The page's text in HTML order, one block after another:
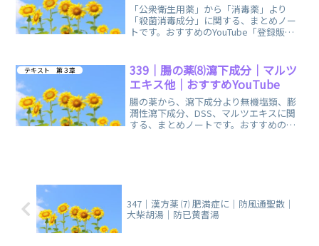
「公衆衛生用薬」から「消毒薬」より
「殺菌消毒成分」に関する、まとめノー
トです。おすすめのYouTube「登録販売
テキスト 第３章
339｜腸の薬⑻瀉下成分｜マルツ
エキス他｜おすすめYouTube
腸の薬から、瀉下成分より無機塩類、膨
潤性瀉下成分、DSS、マルツエキスに関
する、まとめノートです。おすすめの
347｜漢方薬 ⑺ 肥満症に｜防風通聖散｜
大柴胡湯｜防已黄耆湯